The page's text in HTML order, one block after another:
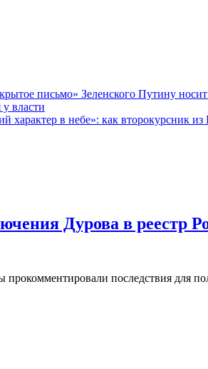
письмо» Зеленского Путину
власти
характер в небе»: как второкурсник
Дурова в реестр
последствия для